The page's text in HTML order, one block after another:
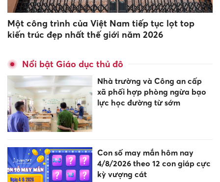
Một công trình của Việt Nam tiếp tục lọt top
kiến trúc đẹp nhất thế giới năm 2026
Nổi bật Giáo dục thủ đô
Nhà trường và Công an cấp
xã phối hợp phòng ngừa bạo
lực học đường từ sớm
Con số may mắn hôm nay
4/8/2026 theo 12 con giáp cực
kỳ vượng cát